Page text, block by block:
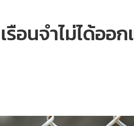
เรือนจำไม่ได้อ